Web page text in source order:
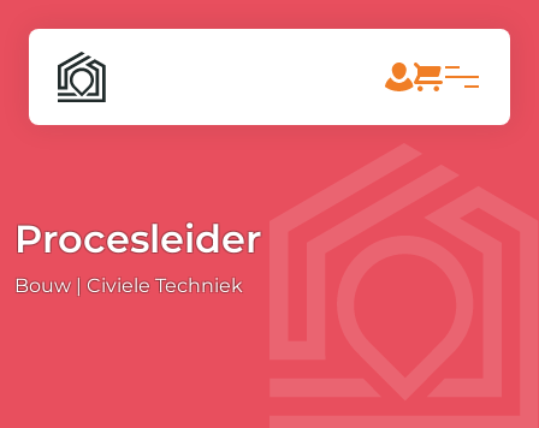
Procesleider
Bouw | Civiele Techniek